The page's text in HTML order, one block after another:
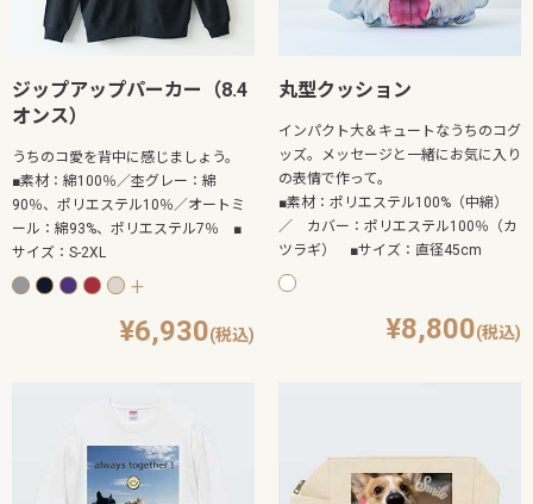
ジップアップパーカー（8.4
オンス）
うちのコ愛を背中に感じましょう。
■素材：綿100％／杢グレー：綿
90％、ポリエステル10％／オートミ
ール：綿93%、ポリエステル7％ ■
サイズ：S-2XL
+
6,930
丸型クッション
インパクト大＆キュートなうちのコグ
ッズ。メッセージと一緒にお気に入り
の表情で作って。
■素材：ポリエステル100%（中綿）
／ カバー：ポリエステル100％（カ
ツラギ） ■サイズ：直径45cm
8,800